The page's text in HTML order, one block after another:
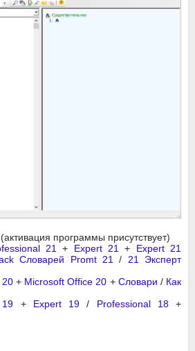
программы присутствует)
21 + Expert 21 + Expert 21
Словарей Promt 21 / 21 Эксперт
20+ Microsoft Office 20 + Словари / Как
+ Expert 19 / Professional 18+